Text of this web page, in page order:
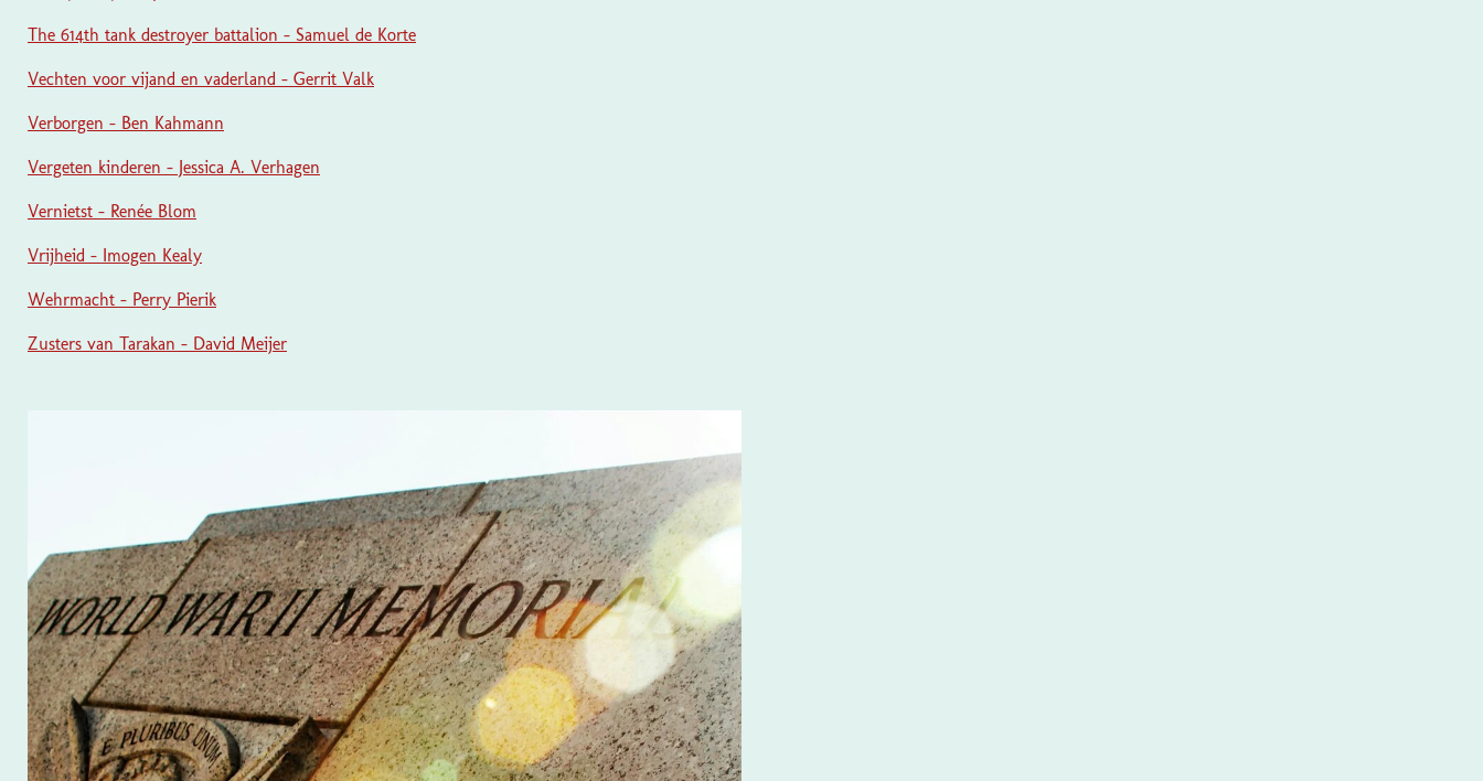
The 614th tank destroyer battalion - Samuel de Korte
Vechten voor vijand en vaderland - Gerrit Valk
Verborgen - Ben Kahmann
Vergeten kinderen - Jessica A. Verhagen
Vernietst - Renée Blom
Vrijheid - Imogen Kealy
Wehrmacht - Perry Pierik
Zusters van Tarakan - David Meijer